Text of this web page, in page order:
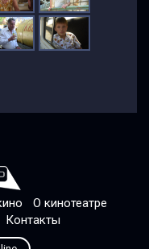
О кинотеатре
Контакты